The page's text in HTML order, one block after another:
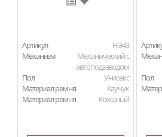
Артикул
HЭ43
Механизм
Механический с
автоподзаводом
Пол
Унисекс
Материал ремня
Каучук
Материал ремня
Кожаный
Пол